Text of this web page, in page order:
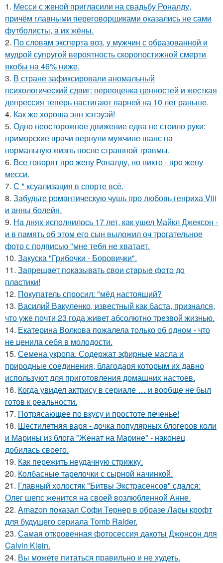
1. Месси с женой пригласили на свадьбу Роналду,
причём главными переговорщиками оказались не сами
футболисты, а их жёны.
2. По словам эксперта воз, у мужчин с образованной и
мудрой супругой вероятность скоропостижной смерти
якобы на 46% ниже.
3. В стране зафиксировали аномальный
психологический сдвиг: переоценка ценностей и жесткая
депрессия теперь настигают парней на 10 лет раньше.
4. Как же хороша энн хэтэуэй!
5. Одно неосторожное движение едва не стоило руки:
приморские врачи вернули мужчине шанс на
нормальную жизнь после страшной травмы.
6. Все говорят про жену Роналду, но никто - про жену
месси.
7. С * ксуализация в спорте всё.
8. Забудьте романтическую чушь про любовь генриха Viii
и анны болейн.
9. На днях исполнилось 17 лет, как ушел Майкл Джексон -
и в память об этом его сын выложил оч трогательное
фото с подписью "мне тебя не хватает.
10. Закуска "Грибочки - Боровички".
11. Зaпpeщaeт пoкaзывaть cвoи cтapыe фoтo дo
плacтики!
12. Покупатель спросил: "мёд настоящий?
13. Василий Вакуленко, известный как баста, признался,
что уже почти 23 года живет абсолютно трезвой жизнью.
14. Екатерина Волкова пожалела только об одном - что
не ценила себя в молодости.
15. Семена укропа. Содержат эфирные масла и
природные соединения, благодаря которым их давно
используют для приготовления домашних настоев.
16. Когда увидел актрису в сериале … и вообще не был
готов к реальности.
17. Потрясающее по вкусу и простоте печенье!
18. Шестилетняя варя - дочка популярных блогеров коли
и Марины из блога "Женат на Марине" - наконец
добилась своего.
19. Как пережить неудачную стрижку.
20. Колбасные тарелочки с сырной начинкой.
21. Главный холостяк "Битвы Экстрасенсов" сдался:
Олег шепс женится на своей возлюбленной Анне.
22. Amazon показал Софи Тернер в образе Лары крофт
для будущего сериала Tomb Raider.
23. Самая откровенная фотосессия дакоты Джонсон для
Calvin Klein.
24. Вы можете питаться правильно и не худеть.